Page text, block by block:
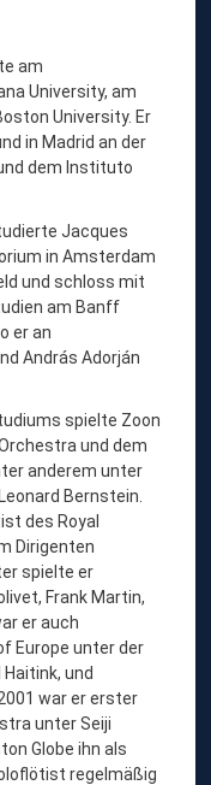
am
University, am
University. Er
in Madrid an der
dem Instituto
Jacques
in Amsterdam
und schloss mit
am Banff
er an
András Adorján
spielte Zoon
und dem
anderem unter
Bernstein.
des Royal
Dirigenten
spielte er
Frank Martin,
er auch
Europe unter der
und
war er erster
unter Seiji
Globe ihn als
regelmäßig